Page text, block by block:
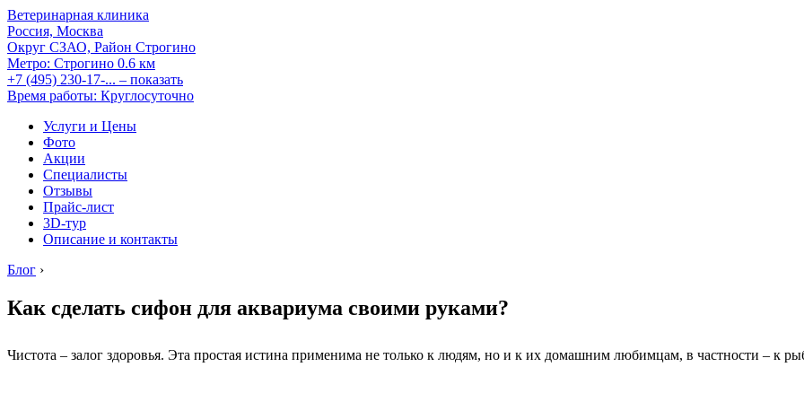
Ветеринарная клиника
Россия, Москва
Округ СЗАО, Район Строгино
Метро: Строгино 0.6 км
+7 (495) 230-17-... – показать
Время работы: Круглосуточно
Услуги и Цены
Фото
Акции
Специалисты
Отзывы
Прайс-лист
3D-тур
Описание и контакты
Блог ›
Как сделать сифон для аквариума своими руками?
Чистота – залог здоровья. Эта простая истина применима не только к людям, но и к их домашним любимцам, в частности – к